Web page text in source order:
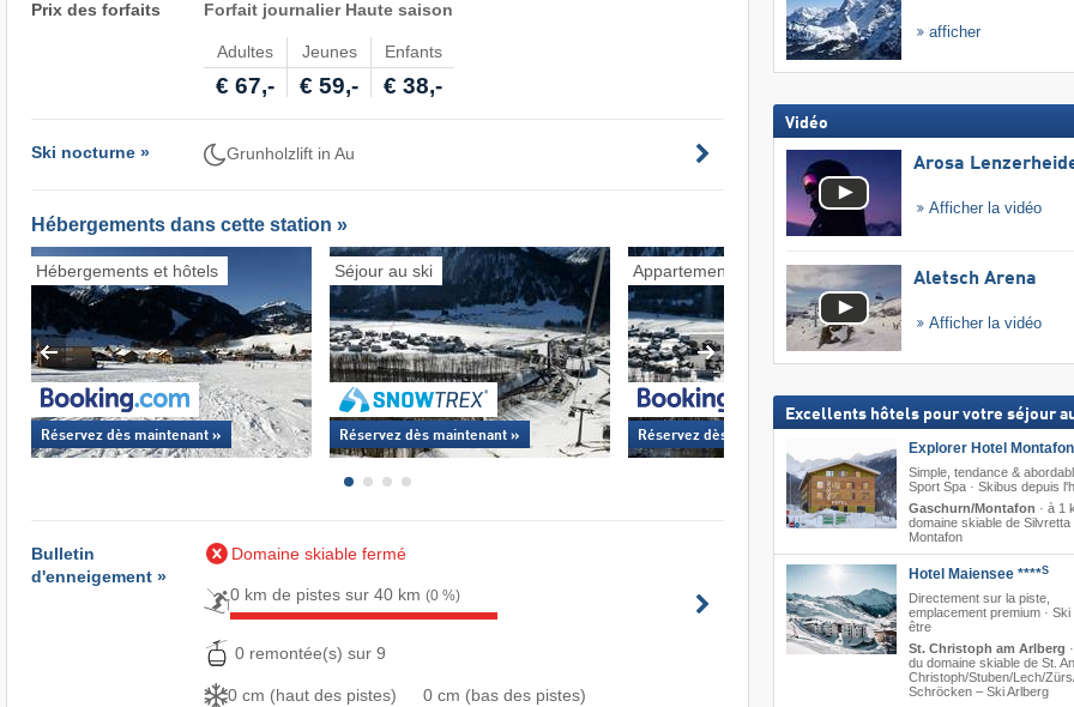
Prix des forfaits Forfait journalier Haute saison
Adultes Jeunes Enfants
€ 67,- € 59,- € 38,-
Ski nocturne » Grunholzlift in Au
Hébergements dans cette station »
Hébergements et hôtels
Réservez dès maintenant »
Séjour au ski
Réservez dès maintenant »
Appartements
Réservez dès maintenant »
Pensions
Bulletin
d'enneigement »
Domaine skiable fermé
0 km de pistes sur 40 km(0 %)
0 remontée(s) sur 9
0 cm (haut des pistes) 0 cm (bas des pistes)
afficher
Vidéo
Arosa
Afficher la vidéo
Aletsch Arena
Afficher la vidéo
Excellents hôtels pour votre séjour
Explorer Hotel Montafon
Simple, tendance &
Sport Spa · Skibus depuis
Gaschurn/Montafon · à 1
domaine skiable de Silvretta
Montafon
Hotel Maiensee ****S
Directement sur la piste,
emplacement premium · Ski
être
St. Christoph am Arlberg
du domaine skiable de St.
Christoph/​Stuben/​Lech/​
Schröcken – Ski Arlberg